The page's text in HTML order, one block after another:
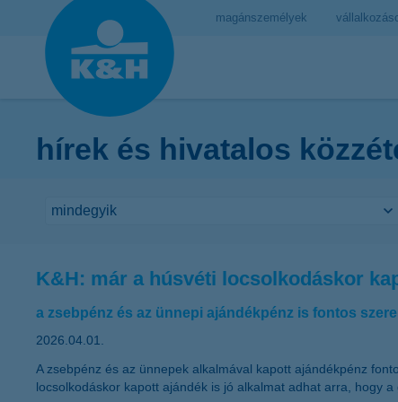
magánszemélyek
hírek és hivatalos
K&H: már a húsvéti locsolkodáskor
a zsebpénz és az ünnepi ajándékpénz is fontos
2026.04.01.
A zsebpénz és az ünnepek alkalmával kapott ajándékpénz
locsolkodáskor kapott ajándék is jó alkalmat adhat arra, hogy